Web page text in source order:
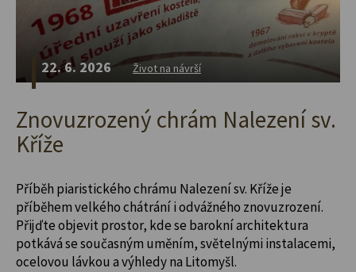
22. 6. 2026 Život na návrší
Znovuzrozený chrám Nalezení sv.
Kříže
Příběh piaristického chrámu Nalezení sv. Kříže je
příběhem velkého chátrání i odvážného znovuzrození.
Přijďte objevit prostor, kde se barokní architektura
potkává se současným uměním, světelnými instalacemi,
ocelovou lávkou a výhledy na Litomyšl.